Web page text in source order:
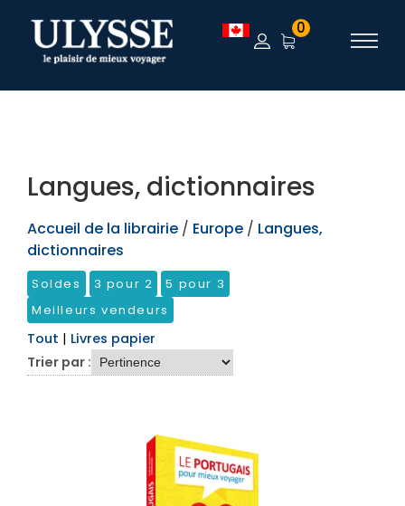
TEST 0
Langues, dictionnaires
Accueil de la librairie / Europe / Langues,
dictionnaires
Soldes 3 pour 2
5 pour 3
Meilleurs vendeurs
Tout | Livres papier
Trier par :